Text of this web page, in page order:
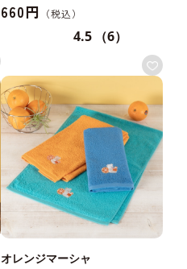
660円
4.5 （6）
オレンジマーシャ